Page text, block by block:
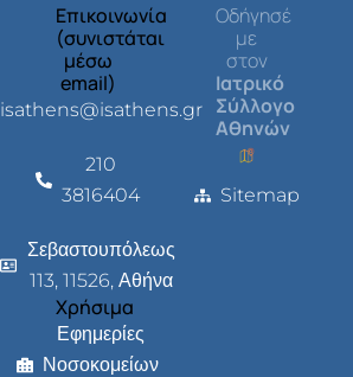
Επικοινωνία
(συνιστάται
μέσω
email)
isathens@isathens.gr
210
3816404
Σεβαστουπόλεως
113, 11526, Αθήνα
Χρήσιμα
Εφημερίες
Νοσοκομείων
Οδήγησέ
με
στον
Ιατρικό
Σύλλογο
Αθηνών
Sitemap